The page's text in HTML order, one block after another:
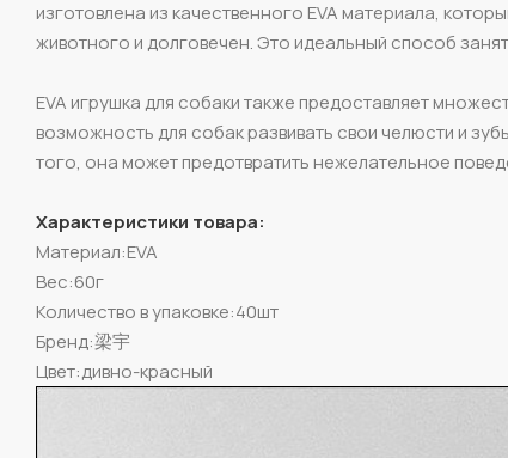
изготовлена из качественного EVA материала,
животного и долговечен. Это идеальный способ
EVA игрушка для собаки также предоставляет
возможность для собак развивать свои челюсти и
того, она может предотвратить нежелательное
Характеристики товара:
Материал:EVA
Вес:60г
Количество в упаковке:40шт
Бренд:梁宇
Цвет:дивно-красный